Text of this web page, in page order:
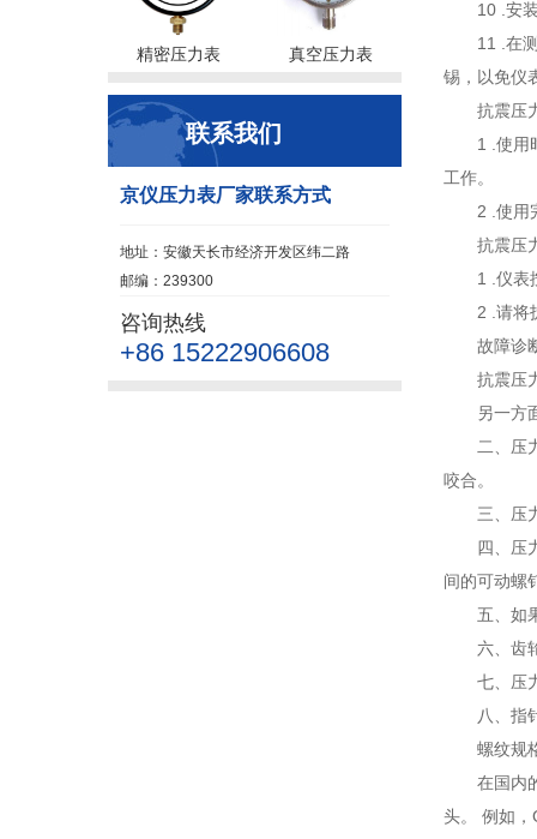
精密压力表 真空压力表
联系我们
京仪压力表厂家联系方式
地址：安徽天长市经济开发区纬二路
邮编：239300
咨询热线
+86 15222906608
10 .安
11 .在
锡，以免仪
抗震压
1 .使用
工作。
2 .使用
抗震压
1 .仪表
2 .请将
故障诊
抗震压
另一方
二、压
咬合。
三、压
四、压
间的可动螺
五、如
六、齿
七、压
八、指
螺纹规
在国内
头。 例如